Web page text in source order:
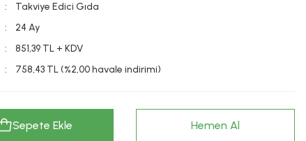
Takviye Edici Gıda
24 Ay
851,39 TL + KDV
758,43 TL (%2,00 havale indirimi)
Sepete Ekle Hemen Al